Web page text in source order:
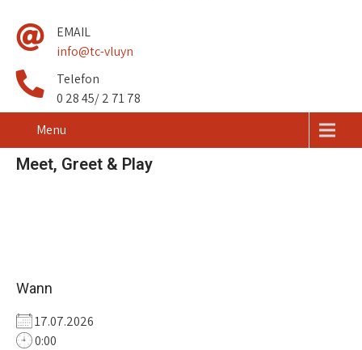
EMAIL
info@tc-vluyn
Telefon
0 28 45/ 2 71 78
Menu
Meet, Greet & Play
Wann
17.07.2026
0:00